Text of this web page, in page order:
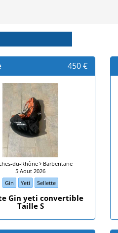
450 €
du-Rhône Barbentane
5 Aout 2026
Gin
Yeti Sellette
Gin yeti convertible
Taille S